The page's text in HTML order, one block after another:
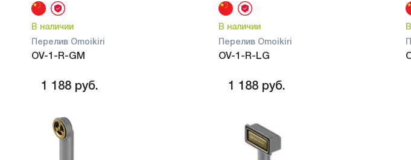
В наличии
Перелив Omoikiri
OV-1-R-GM
1 188 руб.
В наличии
Перелив Omoikiri
OV-1-R-LG
1 188 руб.